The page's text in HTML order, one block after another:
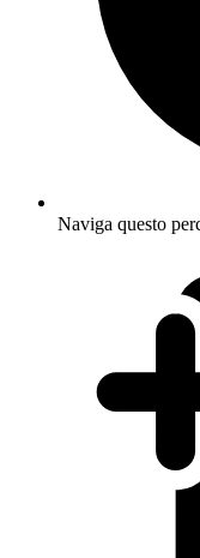
Naviga questo